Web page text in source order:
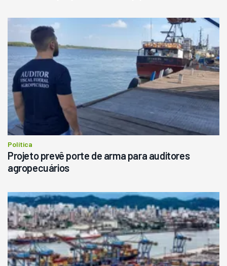
Política
Projeto prevê porte de arma para auditores
agropecuários